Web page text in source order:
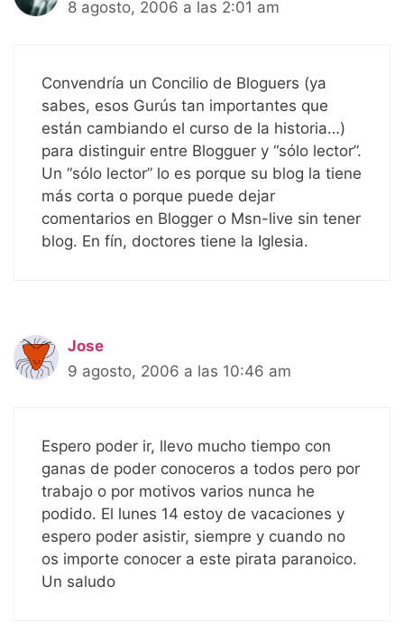
8 agosto, 2006 a las 2:01 am
Convendría un Concilio de Bloguers (ya
sabes, esos Gurús tan importantes que
están cambiando el curso de la historia…)
para distinguir entre Blogguer y “sólo lector”.
Un “sólo lector” lo es porque su blog la tiene
más corta o porque puede dejar
comentarios en Blogger o Msn-live sin tener
blog. En fín, doctores tiene la Iglesia.
Jose
9 agosto, 2006 a las 10:46 am
Espero poder ir, llevo mucho tiempo con
ganas de poder conoceros a todos pero por
trabajo o por motivos varios nunca he
podido. El lunes 14 estoy de vacaciones y
espero poder asistir, siempre y cuando no
os importe conocer a este pirata paranoico.
Un saludo